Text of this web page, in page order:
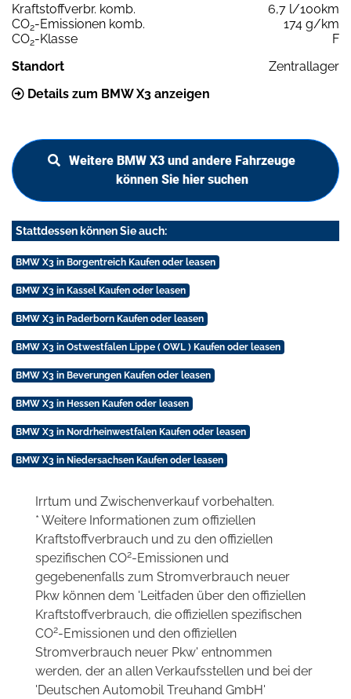
Kraftstoffverbr. komb.
6,7 l/100km
CO2-Emissionen komb.
174 g/km
CO2-Klasse
F
Standort
Zentrallager
Details zum BMW X3 anzeigen
Weitere BMW X3 und andere Fahrzeuge
können Sie hier suchen
Stattdessen können Sie auch:
BMW X3 in Borgentreich Kaufen oder leasen
BMW X3 in Kassel Kaufen oder leasen
BMW X3 in Paderborn Kaufen oder leasen
BMW X3 in Ostwestfalen Lippe ( OWL ) Kaufen oder leasen
BMW X3 in Beverungen Kaufen oder leasen
BMW X3 in Hessen Kaufen oder leasen
BMW X3 in Nordrheinwestfalen Kaufen oder leasen
BMW X3 in Niedersachsen Kaufen oder leasen
Irrtum und Zwischenverkauf vorbehalten.
* Weitere Informationen zum offiziellen
Kraftstoffverbrauch und zu den offiziellen
spezifischen CO2-Emissionen und
gegebenenfalls zum Stromverbrauch neuer
Pkw können dem 'Leitfaden über den offiziellen
Kraftstoffverbrauch, die offiziellen spezifischen
CO2-Emissionen und den offiziellen
Stromverbrauch neuer Pkw' entnommen
werden, der an allen Verkaufsstellen und bei der
'Deutschen Automobil Treuhand GmbH'